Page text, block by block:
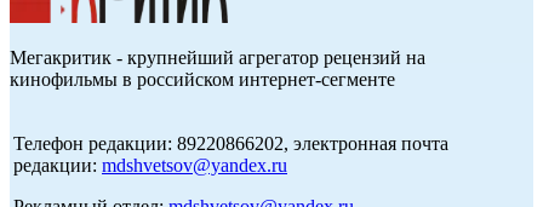
Мегакритик - крупнейший агрегатор рецензий на
кинофильмы в российском интернет-сегменте
Телефон редакции: 89220866202, электронная почта
редакции: mdshvetsov@yandex.ru